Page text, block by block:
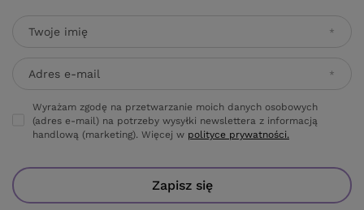
Twoje imię
Adres e-mail
Wyrażam zgodę na przetwarzanie moich danych osobowych
(adres e-mail) na potrzeby wysyłki newslettera z informacją
handlową (marketing). Więcej w polityce prywatności.
Zapisz się